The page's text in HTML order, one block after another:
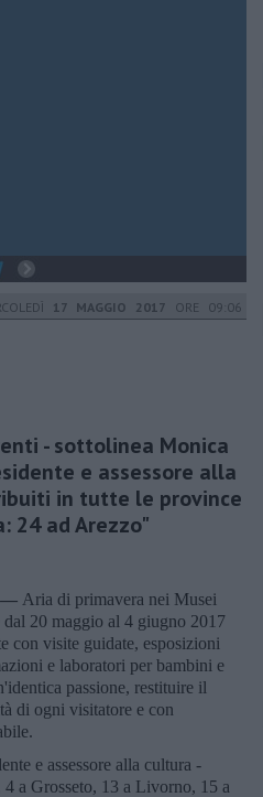
17 MAGGIO 2017 ORE 09:06
- sottolinea Monica
e assessore alla
in tutte le province
24 ad Arezzo"
— Aria di primavera nei Musei
dal 20 maggio al 4 giugno 2017
con visite guidate, esposizioni
e laboratori per bambini e
passione, restituire il
di ogni visitatore e con
e assessore alla cultura -
a Grosseto, 13 a Livorno, 15 a